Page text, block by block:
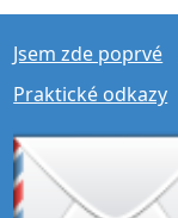
Jsem zde poprvé
Praktické odkazy